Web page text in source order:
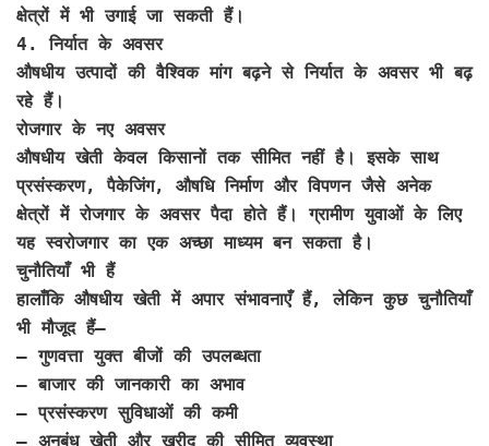
क्षेत्रों में भी उगाई जा सकती हैं।
4. निर्यात के अवसर
औषधीय उत्पादों की वैश्विक मांग बढ़ने से निर्यात के अवसर भी बढ़
रहे हैं।
रोजगार के नए अवसर
औषधीय खेती केवल किसानों तक सीमित नहीं है। इसके साथ
प्रसंस्करण, पैकेजिंग, औषधि निर्माण और विपणन जैसे अनेक
क्षेत्रों में रोजगार के अवसर पैदा होते हैं। ग्रामीण युवाओं के लिए
यह स्वरोजगार का एक अच्छा माध्यम बन सकता है।
चुनौतियाँ भी हैं
हालाँकि औषधीय खेती में अपार संभावनाएँ हैं, लेकिन कुछ चुनौतियाँ
भी मौजूद हैं—
–गुणवत्ता युक्त बीजों की उपलब्धता
– बाजार की जानकारी का अभाव
– प्रसंस्करण सुविधाओं की कमी
– अनुबंध खेती और खरीद की सीमित व्यवस्था